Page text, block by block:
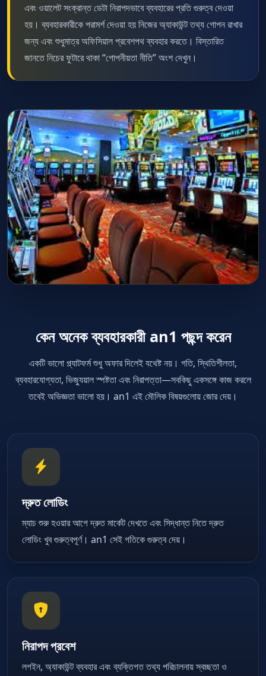
এবং ওয়ালেট সংক্রান্ত ডেটা নিরাপদভাবে ব্যবহারের প্রতি গুরুত্ব দেওয়া
হয়। ব্যবহারকারীকে পরামর্শ দেওয়া হয় নিজের অ্যাকাউন্ট তথ্য গোপন রাখার
জন্য এবং শুধুমাত্র অফিসিয়াল প্রবেশপথ ব্যবহার করতে। বিস্তারিত
জানতে নিচের ফুটারে থাকা “গোপনীয়তা নীতি” অংশ দেখুন।
কেন অনেক ব্যবহারকারী an1 পছন্দ করেন
একটি ভালো প্ল্যাটফর্ম শুধু অফার দিলেই যথেষ্ট নয়। গতি, স্থিতিশীলতা,
ব্যবহারযোগ্যতা, ভিজ্যুয়াল স্পষ্টতা এবং নিরাপত্তা—সবকিছু একসঙ্গে কাজ করলে
তবেই অভিজ্ঞতা ভালো হয়। an1 এই মৌলিক বিষয়গুলোয় জোর দেয়।
দ্রুত লোডিং
ম্যাচ শুরু হওয়ার আগে দ্রুত মার্কেট দেখতে এবং সিদ্ধান্ত নিতে দ্রুত
লোডিং খুব গুরুত্বপূর্ণ। an1 সেই গতিকে গুরুত্ব দেয়।
নিরাপদ প্রবেশ
লগইন, অ্যাকাউন্ট ব্যবহার এবং ব্যক্তিগত তথ্য পরিচালনায় স্বচ্ছতা ও